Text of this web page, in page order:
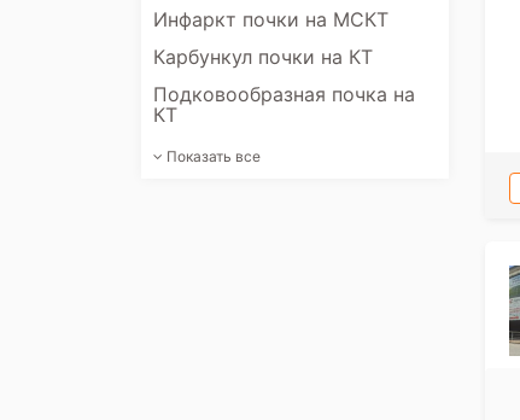
Инфаркт почки на МСКТ
Карбункул почки на КТ
Подковообразная почка на
КТ
Показать все